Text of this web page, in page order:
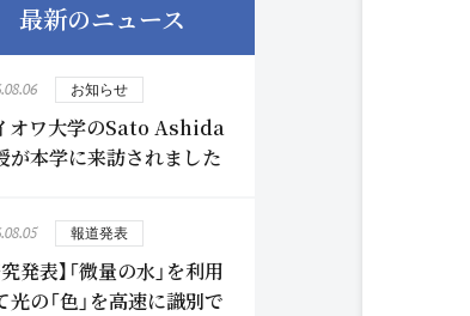
最新のニュース
お知らせ
オワ大学のSato Ashida
が本学に来訪されました
報道発表
究発表】「微量の水」を利用
光の「色」を高速に識別で